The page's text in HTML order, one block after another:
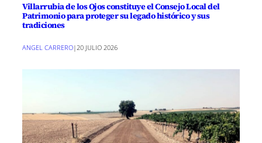
Villarrubia de los Ojos constituye el Consejo Local del
Patrimonio para proteger su legado histórico y sus
tradiciones
ANGEL CARRERO|20 JULIO 2026